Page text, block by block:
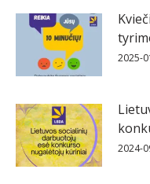
2025-
2024-